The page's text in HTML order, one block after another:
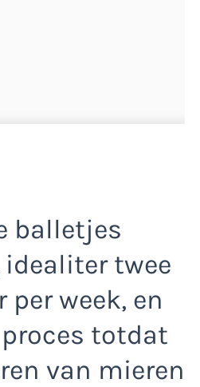
balletjes
twee
week, en
totdat
van mieren